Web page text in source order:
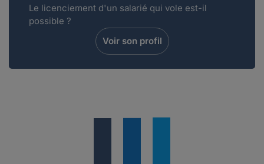
Le licenciement d'un salarié qui vole est-il
possible ?
Voir son profil